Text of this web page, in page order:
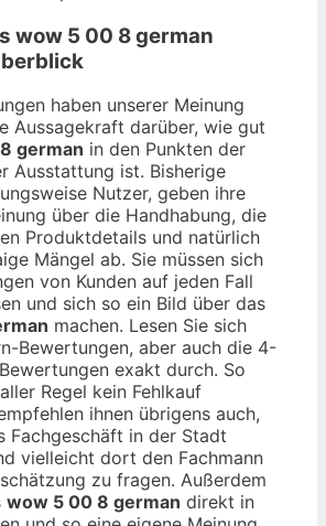
wow 5 00 8 german
haben unserer Meinung
Aussagekraft darüber, wie gut
german in den Punkten der
Ausstattung ist. Bisherige
Nutzer, geben ihre
über die Handhabung, die
Produktdetails und natürlich
Mängel ab. Sie müssen sich
von Kunden auf jeden Fall
und sich so ein Bild über das
machen. Lesen Sie sich
Bewertungen, aber auch die 4-
exakt durch. So
Regel kein Fehlkauf
ihnen übrigens auch,
Fachgeschäft in der Stadt
vielleicht dort den Fachmann
zu fragen. Außerdem
wow 5 00 8 german direkt in